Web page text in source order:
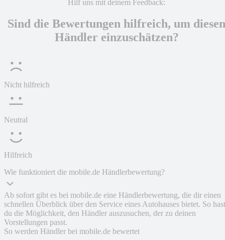
Hilf uns mit deinem Feedback:
Sind die Bewertungen hilfreich, um diesen
Händler einzuschätzen?
Nicht hilfreich
Neutral
Hilfreich
Wie funktioniert die mobile.de Händlerbewertung?
Ab sofort gibt es bei mobile.de eine Händlerbewertung, die dir einen
schnellen Überblick über den Service eines Autohauses bietet. So hast
du die Möglichkeit, den Händler auszusuchen, der zu deinen
Vorstellungen passt.
So werden Händler bei mobile.de bewertet